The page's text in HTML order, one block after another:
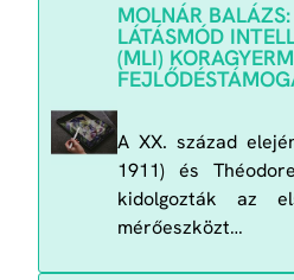
MOLNÁR
LÁTÁSMÓD
(MLI)
A XX. század
1911) és
kidolgozták az
mérőeszközt…